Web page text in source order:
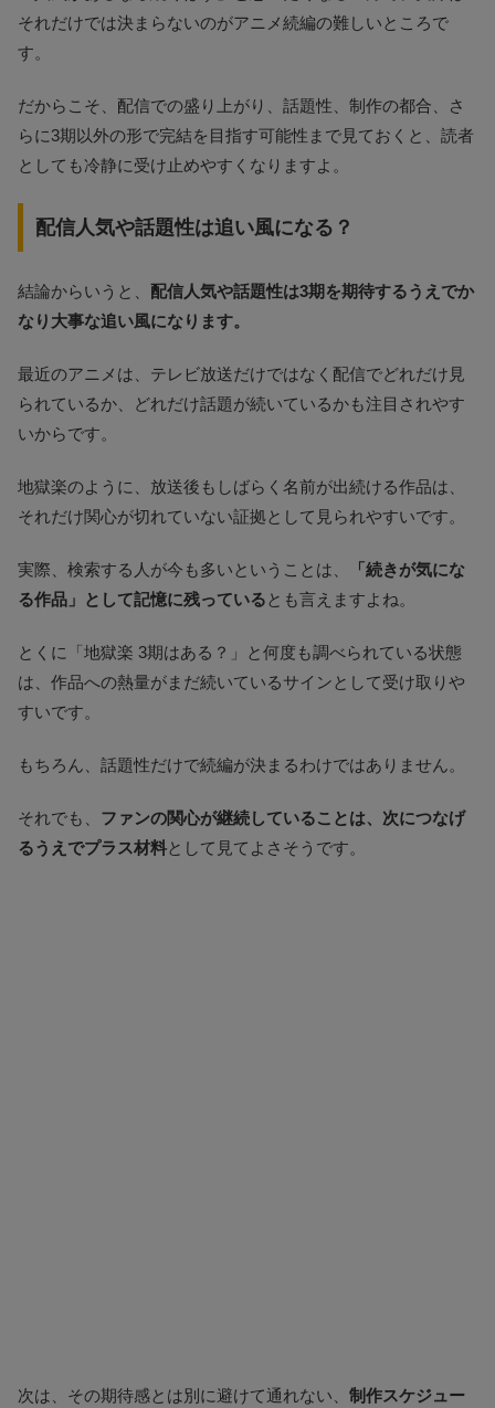
それだけでは決まらないのがアニメ続編の難しいところで
す。
だからこそ、配信での盛り上がり、話題性、制作の都合、さ
らに3期以外の形で完結を目指す可能性まで見ておくと、読者
としても冷静に受け止めやすくなりますよ。
配信人気や話題性は追い風になる？
結論からいうと、 配信人気や話題性は3期を期待するうえでか
なり大事な追い風になります。
最近のアニメは、テレビ放送だけではなく配信でどれだけ見
られているか、どれだけ話題が続いているかも注目されやす
いからです。
地獄楽のように、放送後もしばらく名前が出続ける作品は、
それだけ関心が切れていない証拠として見られやすいです。
実際、検索する人が今も多いということは、
「続きが気にな
る作品」として記憶に残っているとも言えますよね。
とくに「地獄楽 3期はある？」と何度も調べられている状態
は、作品への熱量がまだ続いているサインとして受け取りや
すいです。
もちろん、話題性だけで続編が決まるわけではありません。
それでも、 ファンの関心が継続していることは、次につなげ
るうえでプラス材料として見てよさそうです。
次は、その期待感とは別に避けて通れない、 制作スケジュー